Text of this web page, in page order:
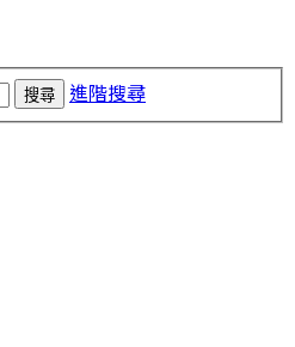
搜尋 進階搜尋